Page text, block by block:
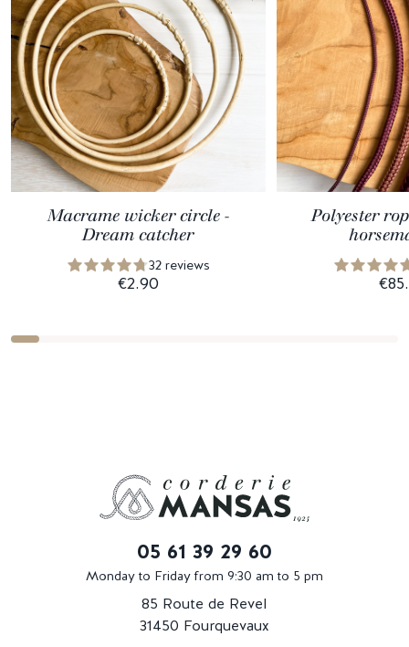
Macrame wicker circle -
Dream catcher
32 reviews
€2.90
Polyester
05 61 39 29 60
Monday to Friday from 9:30 am to 5 pm
85 Route de Revel
31450 Fourquevaux